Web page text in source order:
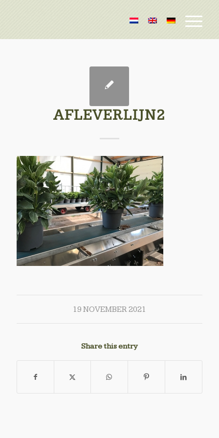
AFLEVERLIJN2
19 NOVEMBER 2021
Share this entry